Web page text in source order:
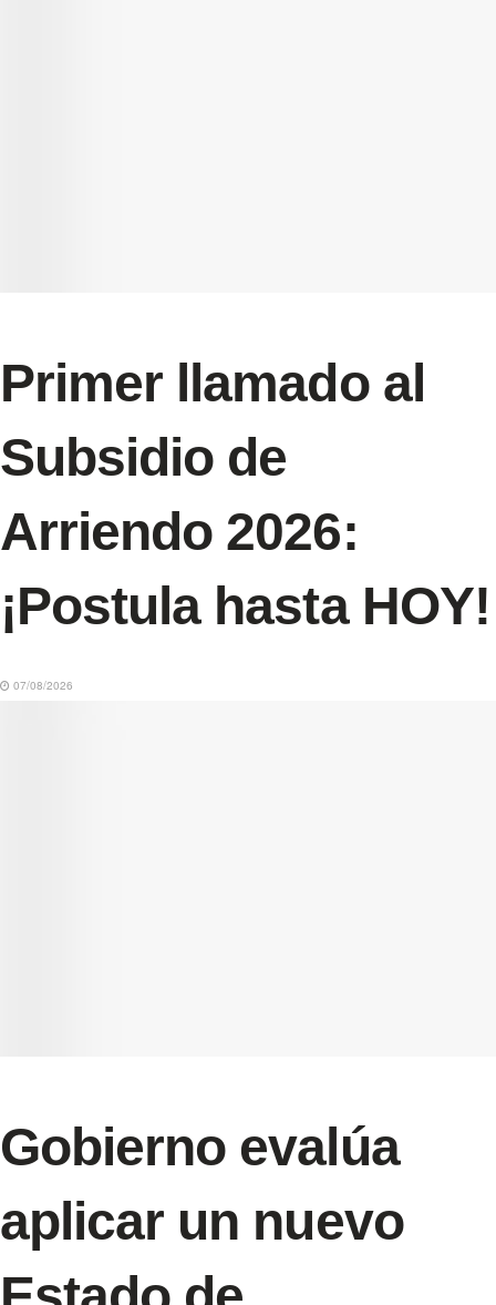
Primer llamado al
Subsidio de
Arriendo 2026:
¡Postula hasta HOY!
07/08/2026
Gobierno evalúa
aplicar un nuevo